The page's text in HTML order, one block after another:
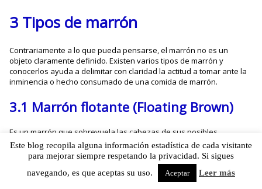
3 Tipos de marrón
Contrariamente a lo que pueda pensarse, el marrón no es un
objeto claramente definido. Existen varios tipos de marrón y
conocerlos ayuda a delimitar con claridad la actitud a tomar ante la
inminencia o hecho consumado de una comida de marrón.
3.1 Marrón flotante (Floating Brown)
Es un marrón que sobrevuela las cabezas de sus posibles
destinatarios sin decidir sobre quién caer ni en qué momento
hacerlo.
Este marrón tiene la característica de que es conocido con
antelación, lo cual posibilita la adopción de medidas preventivas
Este blog recopila alguna información estadística de cada visitante
para mejorar siempre respetando la privacidad. Si sigues
navegando, es que aceptas su uso.
Aceptar Leer más